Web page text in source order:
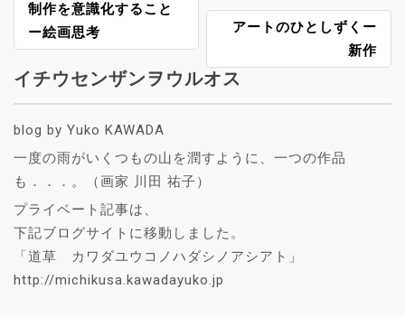
投
稿
ナ
ビ
ゲ
ー
シ
ョ
ン
制作を意識化すること
ー絵画思考
アートのひとしずくー
新作
イチウセンザンヲウルオス
blog by Yuko KAWADA
一度の雨がいくつもの山を潤すように、一つの作品
も．．．。（画家 川田 祐子）
プライベート記事は、
下記ブログサイトに移動しました。
「道草 カワダユウコノハダシノアシアト」
http://michikusa.kawadayuko.jp